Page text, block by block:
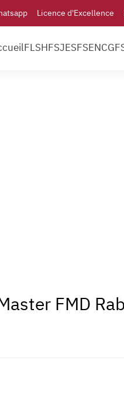
Licence d'Excellence
FLSHFSJESFSENCG
FMD